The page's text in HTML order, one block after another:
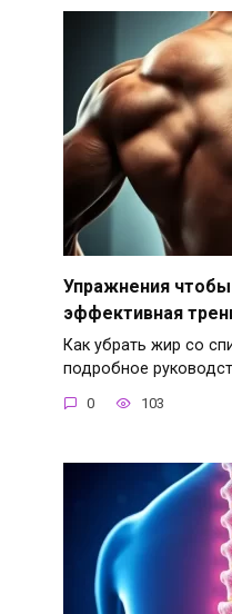
Упражнения
эффективная
Как убрать жир со
подробное
0 103